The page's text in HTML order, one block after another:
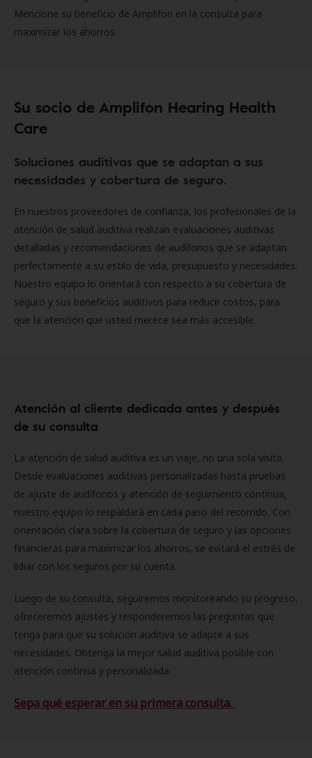
Mencione su beneficio de Amplifon en la consulta para
maximizar los ahorros.
Su socio de Amplifon Hearing Health
Care
Soluciones auditivas que se adaptan a sus
necesidades y cobertura de seguro.
En nuestros proveedores de confianza, los profesionales de la
atención de salud auditiva realizan evaluaciones auditivas
detalladas y recomendaciones de audífonos que se adaptan
perfectamente a su estilo de vida, presupuesto y necesidades.
Nuestro equipo lo orientará con respecto a su cobertura de
seguro y sus beneficios auditivos para reducir costos, para
que la atención que usted merece sea más accesible.
Atención al cliente dedicada antes y después
de su consulta
La atención de salud auditiva es un viaje, no una sola visita.
Desde evaluaciones auditivas personalizadas hasta pruebas
de ajuste de audífonos y atención de seguimiento continua,
nuestro equipo lo respaldará en cada paso del recorrido. Con
orientación clara sobre la cobertura de seguro y las opciones
financieras para maximizar los ahorros, se evitará el estrés de
lidiar con los seguros por su cuenta.
Luego de su consulta, seguiremos monitoreando su progreso,
ofreceremos ajustes y responderemos las preguntas que
tenga para que su solución auditiva se adapte a sus
necesidades. Obtenga la mejor salud auditiva posible con
atención continua y personalizada.
Sepa qué esperar en su primera consulta.